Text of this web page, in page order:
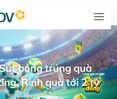
bóng trúng quà
Rinh quà tới 2 tỷ